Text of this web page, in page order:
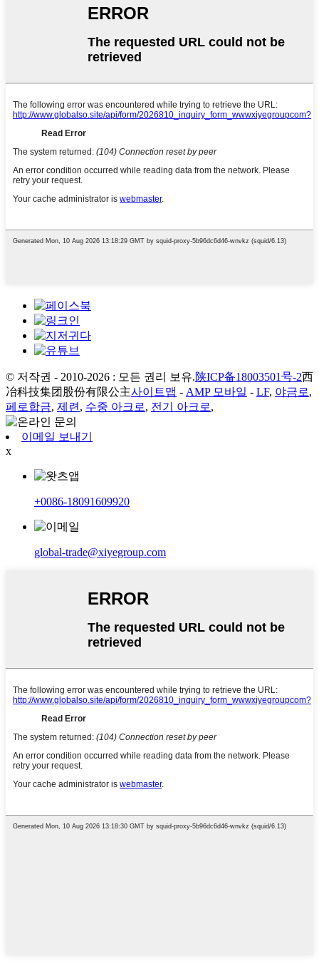
© 저작권 - 2010-2026 : 모든 권리 보유.陕ICP备18003501号-2西
冶科技集团股份有限公主사이트맵 - AMP 모바일 - LF, 야금로,
페로합금, 제련, 수중 아크로, 전기 아크로,
이메일 보내기
x
+0086-18091609920
global-trade@xiyegroup.com